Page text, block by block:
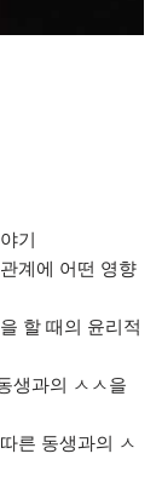
기
계에 어떤 영향
할 때의 윤리적
생과의 ㅅㅅ을
른 동생과의 ㅅ